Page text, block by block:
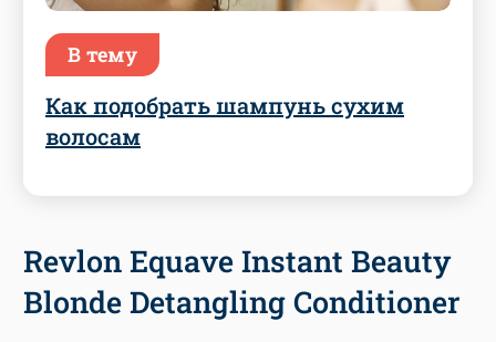
В тему
Как подобрать шампунь сухим
волосам
Revlon Equave Instant Beauty
Blonde Detangling Conditioner